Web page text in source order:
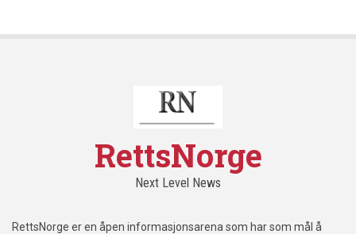
RettsNorge
Next Level News
RettsNorge er en åpen informasjonsarena som har som mål å